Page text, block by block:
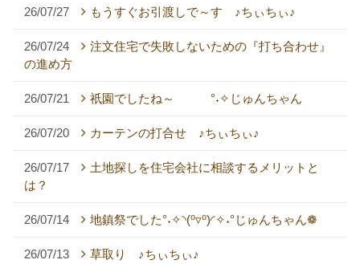
26/07/27 もうすぐお引渡しで～す ♪ちぃちぃ♪
26/07/24
注文住宅で失敗しないための『打ち合わせ』
の進め方
26/07/21 祇園でしたね～ °˖✧じゅんちゃん
26/07/20 カーテンの打合せ ♪ちぃちぃ♪
26/07/17
土地探しを住宅会社に相談するメリットと
は？
26/07/14 地鎮祭でした°˖✧◝(⁰▿⁰)◜✧˖°じゅんちゃん❁
26/07/13 草取り ♪ちぃちぃ♪